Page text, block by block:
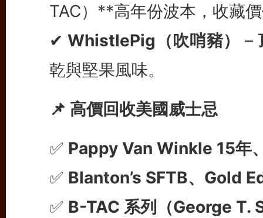
TAC）**高年份波本，收藏
✔WhistlePig（吹哨豬） –
乾與堅果風味。
📌 高價回收美國威士忌
✅ Pappy Van Winkle 15年
✅ Blanton’s SFTB、Gold
✅ B-TAC 系列（George